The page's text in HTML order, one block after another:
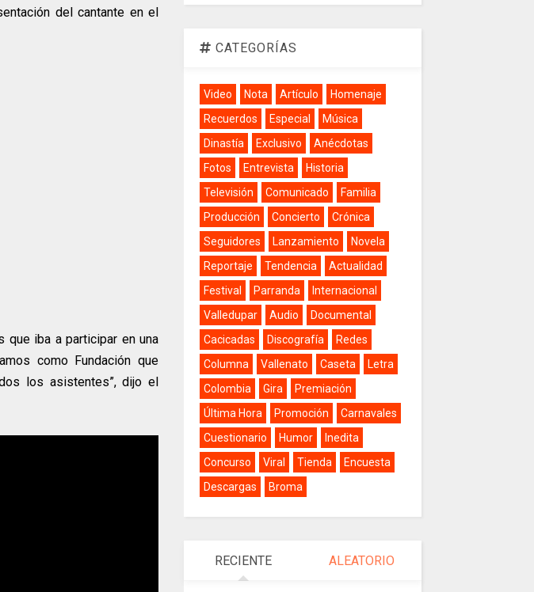
del cantante en el
que iba a participar en una
como Fundación que
los asistentes”, dijo el
CATEGORÍAS
Video Nota Artículo
Homenaje
Recuerdos
Especial
Música
Dinastía
Exclusivo
Anécdotas
Fotos
Entrevista
Historia
Televisión
Comunicado
Familia
Producción
Concierto
Crónica
Seguidores
Lanzamiento
Novela
Reportaje
Tendencia
Actualidad
Festival
Parranda
Internacional
Valledupar
Audio
Documental
Cacicadas
Discografía
Redes
Columna
Vallenato Caseta
Letra
Colombia
Gira
Premiación
Última Hora
Promoción
Carnavales
Cuestionario
Humor
Inedita
Concurso
Viral Tienda
Encuesta
Descargas
Broma
RECIENTE ALEATORIO